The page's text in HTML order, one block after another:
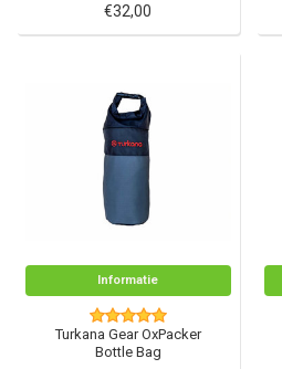
€32,00
Informatie
Turkana Gear OxPacker
Bottle Bag